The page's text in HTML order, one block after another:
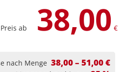
Preis ab 38,00 €
nach Menge 38,00 – 51,00 €